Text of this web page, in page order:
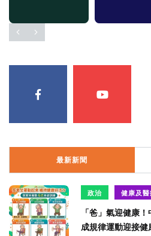
最新新聞
政治 健康及醫
「爸」氣迎健康
成規律運動迎接健